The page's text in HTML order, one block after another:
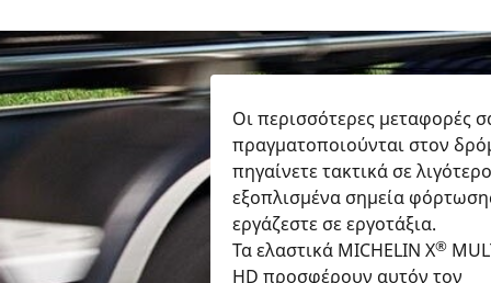
Οι περισσότερες μεταφορές
πραγματοποιούνται στον
πηγαίνετε τακτικά σε
εξοπλισμένα σημεία
εργάζεστε σε εργοτάξια.
Τα ελαστικά MICHELIN X®
HD προσφέρουν αυτόν τον